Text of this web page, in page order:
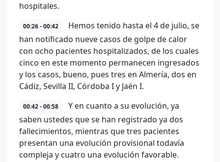
hospitales.
00:26 - 00:42
Hemos tenido hasta el 4 de julio, se
han notificado nueve casos de golpe de calor
con ocho pacientes hospitalizados, de los cuales
cinco en este momento permanecen ingresados
y los casos, bueno, pues tres en Almería, dos en
Cádiz, Sevilla II, Córdoba I y Jaén I.
00:42 - 00:58
Y en cuanto a su evolución, ya
saben ustedes que se han registrado ya dos
fallecimientos, mientras que tres pacientes
presentan una evolución provisional todavía
compleja y cuatro una evolución favorable.